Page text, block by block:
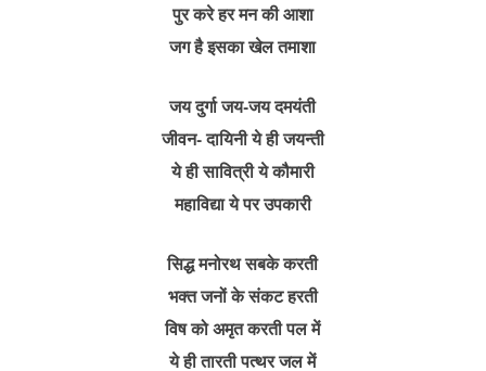
पुर करे हर मन की आशा
जग है इसका खेल तमाशा
जय दुर्गा जय-जय दमयंती
जीवन- दायिनी ये ही जयन्ती
ये ही सावित्री ये कौमारी
महाविद्या ये पर उपकारी
सिद्ध मनोरथ सबके करती
भक्त जनों के संकट हरती
विष को अमृत करती पल में
ये ही तारती पत्थर जल में